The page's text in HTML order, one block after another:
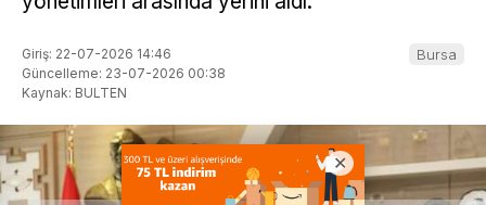
Giriş: 22-07-2026 14:46
Güncelleme: 23-07-2026 00:38
Kaynak: BULTEN
Bursa